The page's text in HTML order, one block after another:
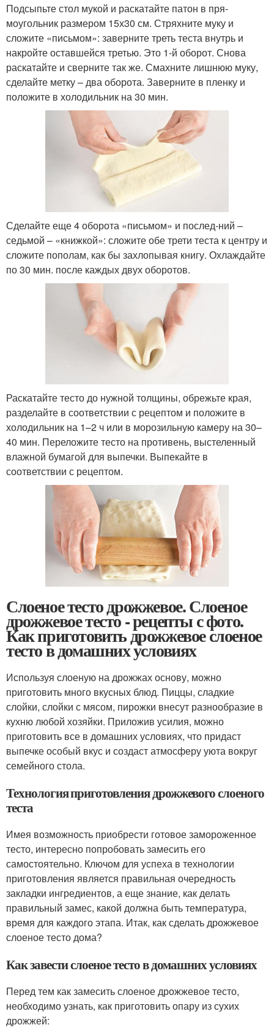
Подсыпьте стол мукой и раскатайте патон в пря-
моугольник размером 15х30 см. Стряхните муку и
сложите «письмом»: заверните треть теста внутрь и
накройте оставшейся третью. Это 1-й оборот. Снова
раскатайте и сверните так же. Смахните лишнюю муку,
сделайте метку – два оборота. Заверните в пленку и
положите в холодильник на 30 мин.
Сделайте еще 4 оборота «письмом» и послед-ний –
седьмой – «книжкой»: сложите обе трети теста к центру и
сложите пополам, как бы захлопывая книгу. Охлаждайте
по 30 мин. после каждых двух оборотов.
Раскатайте тесто до нужной толщины, обрежьте края,
разделайте в соответствии с рецептом и положите в
холодильник на 1–2 ч или в морозильную камеру на 30–
40 мин. Переложите тесто на противень, выстеленный
влажной бумагой для выпечки. Выпекайте в
соответствии с рецептом.
Слоеное тесто дрожжевое. Слоеное
дрожжевое тесто - рецепты с фото.
Как приготовить дрожжевое слоеное
тесто в домашних условиях
Используя слоеную на дрожжах основу, можно
приготовить много вкусных блюд. Пиццы, сладкие
слойки, слойки с мясом, пирожки внесут разнообразие в
кухню любой хозяйки. Приложив усилия, можно
приготовить все в домашних условиях, что придаст
выпечке особый вкус и создаст атмосферу уюта вокруг
семейного стола.
Технология приготовления дрожжевого слоеного
теста
Имея возможность приобрести готовое замороженное
тесто, интересно попробовать замесить его
самостоятельно. Ключом для успеха в технологии
приготовления является правильная очередность
закладки ингредиентов, а еще знание, как делать
правильный замес, какой должна быть температура,
время для каждого этапа. Итак, как сделать дрожжевое
слоеное тесто дома?
Как завести слоеное тесто в домашних условиях
Перед тем как замесить слоеное дрожжевое тесто,
необходимо узнать, как приготовить опару из сухих
дрожжей: